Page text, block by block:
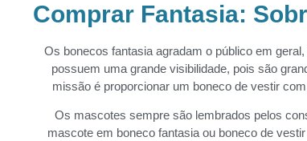
Comprar Fantasia:
Os bonecos fantasia agradam o público em
possuem uma grande visibilidade, pois são
missão é proporcionar um boneco de vestir
Os mascotes sempre são lembrados pelos
mascote em boneco fantasia ou boneco de